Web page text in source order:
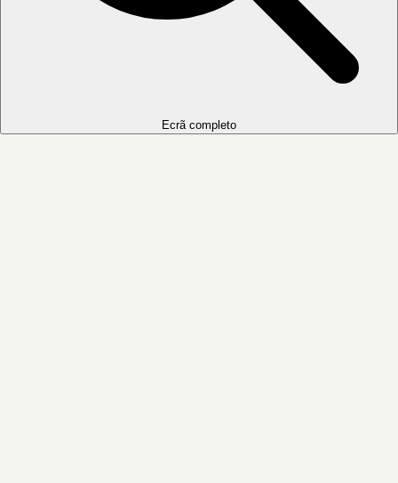
Ecrã completo